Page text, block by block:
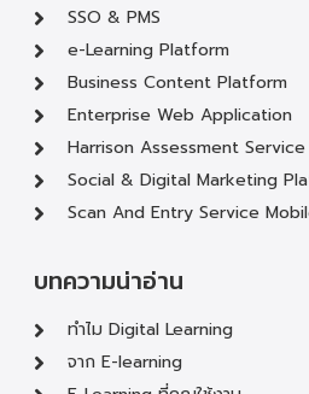
SSO & PMS
e-Learning Platform
Business Content Platform
Enterprise Web Application
Harrison Assessment Service
Social & Digital Marketing
Scan And Entry Service
บทความน่าอ่าน
ทำไม Digital Learning
จาก E-learning